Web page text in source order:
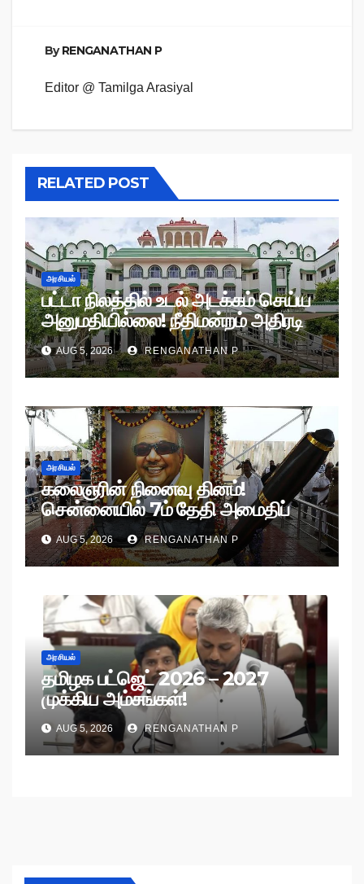
ByRENGANATHAN P
Editor @ Tamilga Arasiyal
RELATED POST
அரசியல்
பட்டா நிலத்தில் உடல் அடக்கம் செய்ய
அனுமதியில்லை! நீதிமன்றம் அதிரடி
உத்தரவு!
AUG 5, 2026 RENGANATHAN P
அரசியல்
கலைஞரின் நினைவு தினம்!
சென்னையில் 7ம் தேதி அமைதிப்
பேரணி!
AUG 5, 2026 RENGANATHAN P
அரசியல்
தமிழக பட்ஜெட் 2026 – 2027
முக்கிய அம்சங்கள்!
AUG 5, 2026 RENGANATHAN P